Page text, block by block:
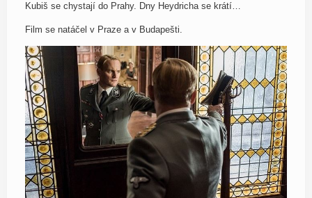
Kubiš se chystají do Prahy. Dny Heydricha se krátí…
Film se natáčel v Praze a v Budapešti.